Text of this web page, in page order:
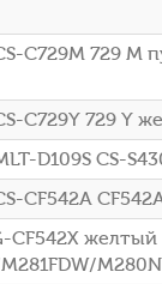
C729M 729 M
C729Y 729 Y
D109S CS-
CF542A
желтый